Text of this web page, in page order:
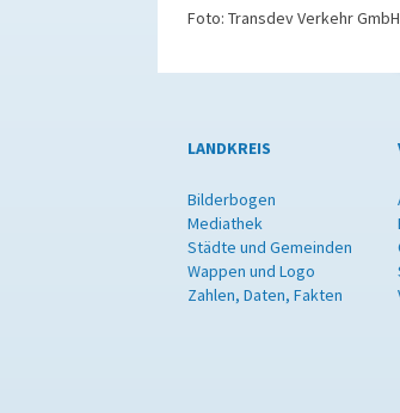
Foto: Transdev Verkehr GmbH
LANDKREIS
Bilderbogen
Mediathek
Städte und Gemeinden
Wappen und Logo
Zahlen, Daten, Fakten